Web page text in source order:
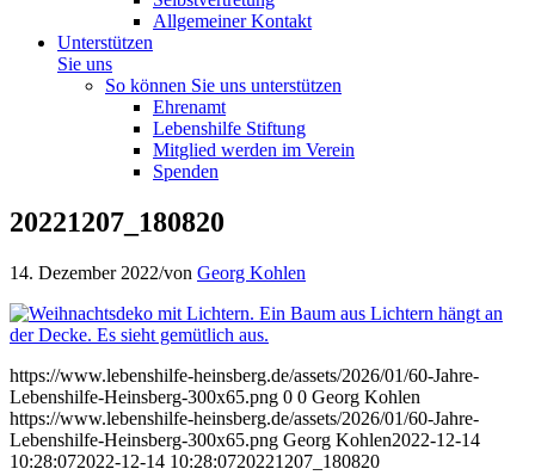
Allgemeiner Kontakt
Unterstützen
Sie uns
So können Sie uns unterstützen
Ehrenamt
Lebenshilfe Stiftung
Mitglied werden im Verein
Spenden
20221207_180820
14. Dezember 2022/von Georg Kohlen
https://www.lebenshilfe-heinsberg.de/assets/2026/01/60-Jahre-
Lebenshilfe-Heinsberg-300x65.png 0 0 Georg Kohlen
https://www.lebenshilfe-heinsberg.de/assets/2026/01/60-Jahre-
Lebenshilfe-Heinsberg-300x65.png Georg Kohlen2022-12-14
10:28:072022-12-14 10:28:0720221207_180820